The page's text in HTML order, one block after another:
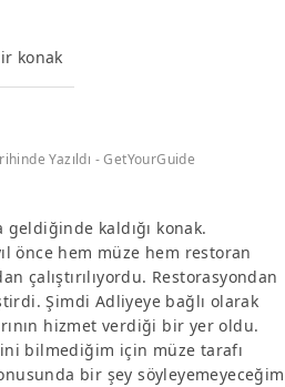
konak
Yazıldı - GetYourGuide
kaldığı konak.
önce hem müze hem restoran
çalıştırılıyordu. Restorasyondan
Şimdi Adliyeye bağlı olarak
hizmet verdiği bir yer oldu.
bilmediğim için müze tarafı
bir şey